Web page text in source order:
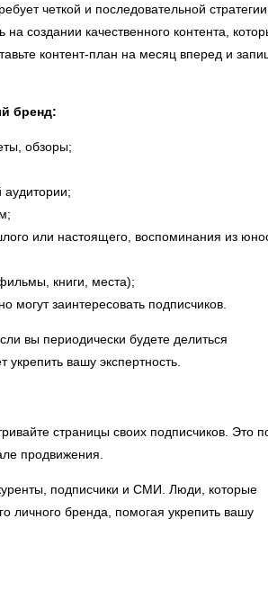
четкой и последовательной
создании качественного контента,
контент-план на месяц вперед и
бренд:
обзоры;
или настоящего, воспоминания из
книги, места);
заинтересовать подписчиков.
вы периодически будете делиться
вашу экспертность.
страницы своих подписчиков. Это
продвижения.
подписчики и СМИ. Люди, которые
личного бренда, помогая укрепить вашу